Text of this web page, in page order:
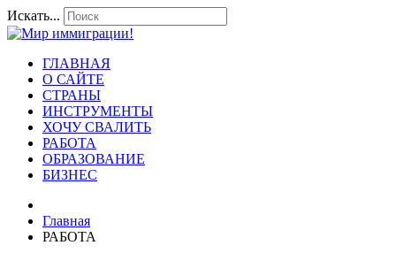
Искать...
ГЛАВНАЯ
О САЙТЕ
СТРАНЫ
ИНСТРУМЕНТЫ
ХОЧУ СВАЛИТЬ
РАБОТА
ОБРАЗОВАНИЕ
БИЗНЕС
Главная
РАБОТА